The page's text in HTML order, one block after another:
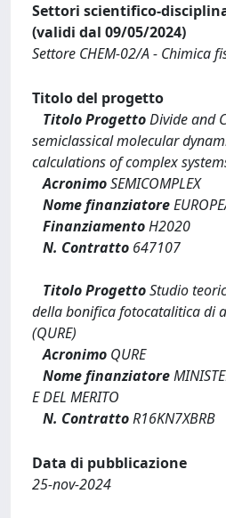
Settori scientifico-
(validi dal 09/05/2024)
Settore CHEM-02/A - Chimica
Titolo del progetto
Titolo ProgettoDivide and
semiclassical molecular
calculations of complex
AcronimoSEMICOMPLEX
Nome finanziatore
FinanziamentoH2020
N. Contratto 647107
Titolo ProgettoStudio
della bonifica fotocatalitica di
(QURE)
Acronimo QURE
Nome finanziatore
E DEL MERITO
N. ContrattoR16KN7XBRB
Data di pubblicazione
25-nov-2024